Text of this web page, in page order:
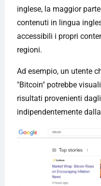
inglese, la maggior
contenuti in lingua
accessibili i propri
regioni.
Ad esempio, un utente
"Bitcoin" potrebbe
risultati provenienti
indipendentemente